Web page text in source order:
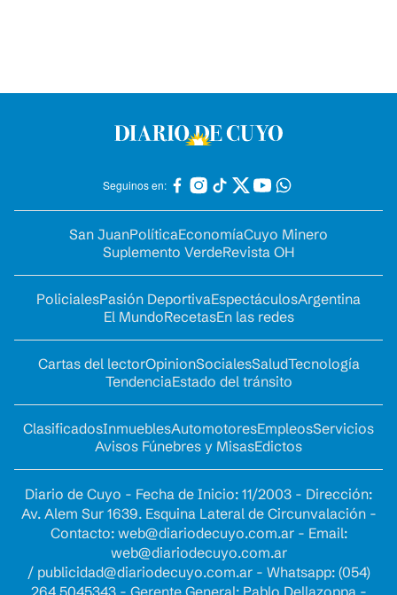
Seguinos en:
San JuanPolíticaEconomíaCuyo Minero
Suplemento VerdeRevista OH
PolicialesPasión DeportivaEspectáculosArgentina
El MundoRecetasEn las redes
Cartas del lectorOpinionSocialesSaludTecnología
TendenciaEstado del tránsito
ClasificadosInmueblesAutomotoresEmpleosServicios
Avisos Fúnebres y MisasEdictos
Diario de Cuyo - Fecha de Inicio: 11/2003 - Dirección:
Av. Alem Sur 1639. Esquina Lateral de Circunvalación -
Contacto: web@diariodecuyo.com.ar- Email:
web@diariodecuyo.com.ar
/ publicidad@diariodecuyo.com.ar- Whatsapp: (054)
264 5045343 - Gerente General: Pablo Dellazoppa -